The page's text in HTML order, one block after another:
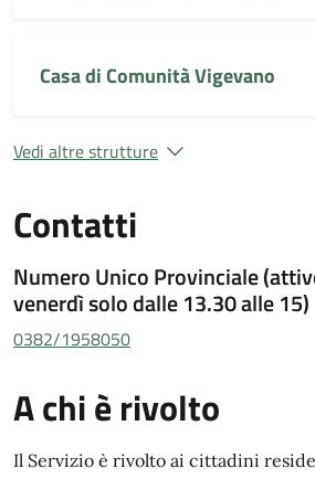
Casa di Comunità Vigevano
Vedi altre strutture
Contatti
Numero Unico Provinciale
venerdì solo dalle 13.30 alle 15)
0382/1958050
A chi è rivolto
Il Servizio è rivolto ai cittadini